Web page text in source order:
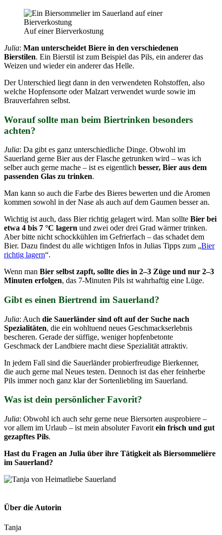
Auf einer Bierverkostung
Julia: Man unterscheidet Biere in den verschiedenen
Bierstilen. Ein Bierstil ist zum Beispiel das Pils, ein anderer das
Weizen und wieder ein anderer das Helle.
Der Unterschied liegt dann in den verwendeten Rohstoffen, also
welche Hopfensorte oder Malzart verwendet wurde sowie im
Brauverfahren selbst.
Worauf sollte man beim Biertrinken besonders
achten?
Julia: Da gibt es ganz unterschiedliche Dinge. Obwohl im
Sauerland gerne Bier aus der Flasche getrunken wird – was ich
selber auch gerne mache – ist es eigentlich besser, Bier aus dem
passenden Glas zu trinken.
Man kann so auch die Farbe des Bieres bewerten und die Aromen
kommen sowohl in der Nase als auch auf dem Gaumen besser an.
Wichtig ist auch, dass Bier richtig gelagert wird. Man sollte Bier bei
etwa 4 bis 7 °C lagern und zwei oder drei Grad wärmer trinken.
Aber bitte nicht schockkühlen im Gefrierfach – das schadet dem
Bier. Dazu findest du alle wichtigen Infos in Julias Tipps zum „Bier
richtig lagern“.
Wenn man Bier selbst zapft, sollte dies in 2–3 Züge und nur 2–3
Minuten erfolgen, das 7-Minuten Pils ist wahrhaftig eine Lüge.
Gibt es einen Biertrend im Sauerland?
Julia: Auch die Sauerländer sind oft auf der Suche nach
Spezialitäten, die ein wohltuend neues Geschmackserlebnis
bescheren. Gerade der süffige, weniger hopfenbetonte
Geschmack der Landbiere macht diese Spezialität attraktiv.
In jedem Fall sind die Sauerländer probierfreudige Bierkenner,
die auch gerne mal Neues testen. Dennoch ist das eher feinherbe
Pils immer noch ganz klar der Sortenliebling im Sauerland.
Was ist dein persönlicher Favorit?
Julia: Obwohl ich auch sehr gerne neue Biersorten ausprobiere –
vor allem im Urlaub – ist mein absoluter Favorit ein frisch und gut
gezapftes Pils.
Hast du Fragen an Julia über ihre Tätigkeit als Biersommelière
im Sauerland?
Über die Autorin
Tanja